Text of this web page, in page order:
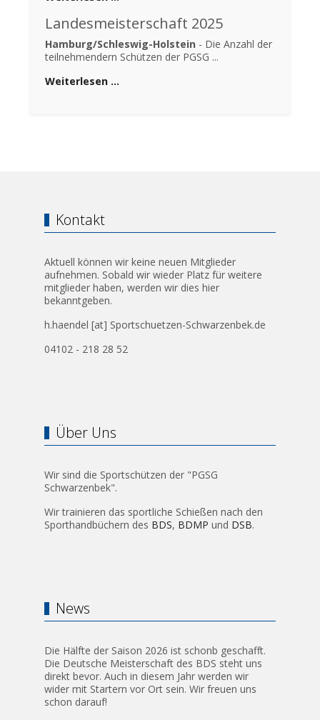
Landesmeisterschaft 2025
Hamburg/Schleswig-Holstein - Die Anzahl der
teilnehmendern Schützen der PGSG ...
Weiterlesen …
Kontakt
Aktuell können wir keine neuen Mitglieder
aufnehmen. Sobald wir wieder Platz für weitere
mitglieder haben, werden wir dies hier
bekanntgeben.
h.haendel [at] Sportschuetzen-Schwarzenbek.de
04102 - 218 28 52
Über Uns
Wir sind die Sportschützen der "PGSG
Schwarzenbek".
Wir trainieren das sportliche Schießen nach den
Sporthandbüchern des BDS, BDMP und DSB.
News
Die Hälfte der Saison 2026 ist schonb geschafft.
Die Deutsche Meisterschaft des BDS steht uns
direkt bevor. Auch in diesem Jahr werden wir
wider mit Startern vor Ort sein. Wir freuen uns
schon darauf!